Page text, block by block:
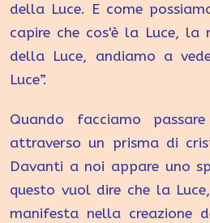
della Luce. E come
capire che cos'è la Luce,
della Luce, andiamo a
Luce”.
Quando facciamo
attraverso un prisma di
Davanti a noi appare uno
questo vuol dire che la
manifesta nella creazione